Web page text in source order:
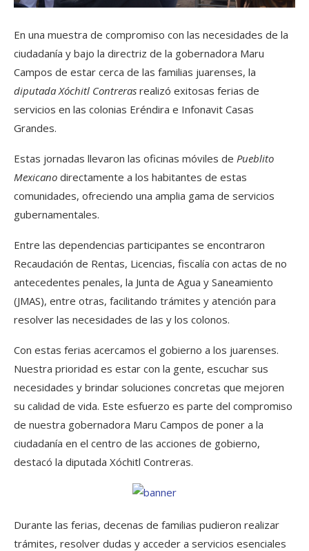
En una muestra de compromiso con las necesidades de la
ciudadanía y bajo la directriz de la gobernadora Maru
Campos de estar cerca de las familias juarenses, la
diputada Xóchitl Contreras realizó exitosas ferias de
servicios en las colonias Eréndira e Infonavit Casas
Grandes.
Estas jornadas llevaron las oficinas móviles de Pueblito
Mexicano directamente a los habitantes de estas
comunidades, ofreciendo una amplia gama de servicios
gubernamentales.
Entre las dependencias participantes se encontraron
Recaudación de Rentas, Licencias, fiscalía con actas de no
antecedentes penales, la Junta de Agua y Saneamiento
(JMAS), entre otras, facilitando trámites y atención para
resolver las necesidades de las y los colonos.
Con estas ferias acercamos el gobierno a los juarenses.
Nuestra prioridad es estar con la gente, escuchar sus
necesidades y brindar soluciones concretas que mejoren
su calidad de vida. Este esfuerzo es parte del compromiso
de nuestra gobernadora Maru Campos de poner a la
ciudadanía en el centro de las acciones de gobierno,
destacó la diputada Xóchitl Contreras.
Durante las ferias, decenas de familias pudieron realizar
trámites, resolver dudas y acceder a servicios esenciales